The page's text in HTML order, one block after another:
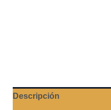
Descripción